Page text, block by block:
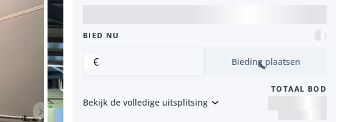
Volgend item
BIED NU
€ Bieding plaatsen
TOTAAL BOD
Bekijk de volledige uitsplitsing